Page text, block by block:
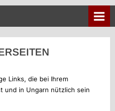
Links, die bei Ihrem
und in Ungarn nützlich sein